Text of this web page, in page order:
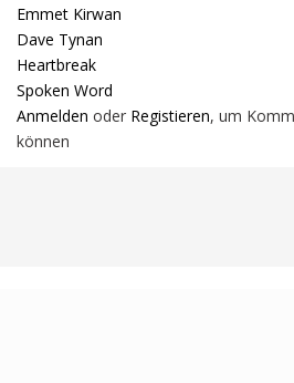
Emmet Kirwan
Dave Tynan
Heartbreak
Spoken Word
Anmelden oder Registieren, um
können